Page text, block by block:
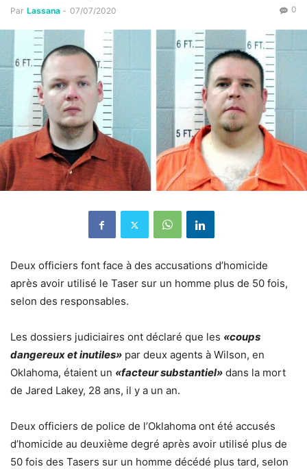
Par Lassana - 07/07/2020 0
Deux officiers font face à des accusations d’homicide
après avoir utilisé le Taser sur un homme plus de 50 fois,
selon des responsables.
Les dossiers judiciaires ont déclaré que les «coups
dangereux et inutiles» par deux agents à Wilson, en
Oklahoma, étaient un «facteur substantiel» dans la mort
de Jared Lakey, 28 ans, il y a un an.
Deux officiers de police de l’Oklahoma ont été accusés
d’homicide au deuxième degré après avoir utilisé plus de
50 fois des Tasers sur un homme décédé plus tard, selon